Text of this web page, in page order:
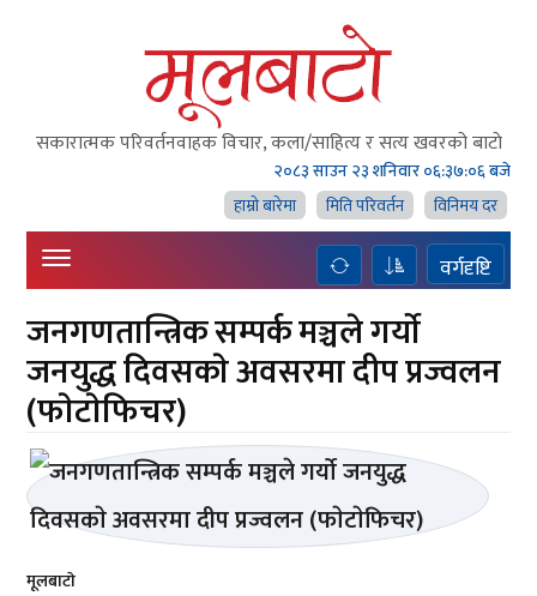
सकारात्मक परिवर्तनवाहक विचार, कला/साहित्य र सत्य खवरको बाटाे
२०८३ साउन २३ शनिवार०६:३७:०६ बजे
हाम्राे बारेमा
मिति परिवर्तन विनिमय दर
वर्गदृष्टि
जनगणतान्त्रिक सम्पर्क मञ्चले गर्याे
जनयुद्ध दिवसकाे अवसरमा दीप प्रज्वलन
(फाेटाेफिचर)
मूलबाटाे